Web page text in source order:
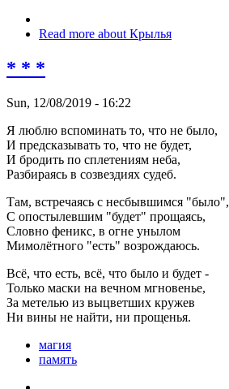
Read more about Крылья
* * *
Sun, 12/08/2019 - 16:22
Я люблю вспоминать то, что не было,
И предсказывать то, что не будет,
И бродить по сплетениям неба,
Разбираясь в созвездиях судеб.
Там, встречаясь с несбывшимся "было",
С опостылевшим "будет" прощаясь,
Словно феникс, в огне унылом
Мимолётного "есть" возрождаюсь.
Всё, что есть, всё, что было и будет -
Только маски на вечном мгновенье,
За метелью из выцветших кружев
Ни вины не найти, ни прощенья.
магия
память